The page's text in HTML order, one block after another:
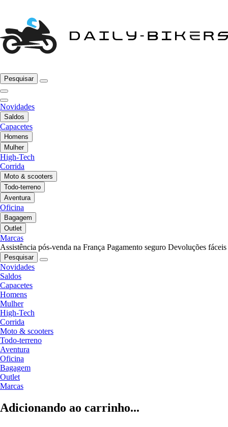
Pesquisar
Novidades
Saldos
Capacetes
Homens
Mulher
High-Tech
Corrida
Moto & scooters
Todo-terreno
Aventura
Oficina
Bagagem
Outlet
Marcas
Assistência pós-venda na França Pagamento seguro Devoluções fáceis
Pesquisar
Novidades
Saldos
Capacetes
Homens
Mulher
High-Tech
Corrida
Moto & scooters
Todo-terreno
Aventura
Oficina
Bagagem
Outlet
Marcas
Adicionando ao carrinho...